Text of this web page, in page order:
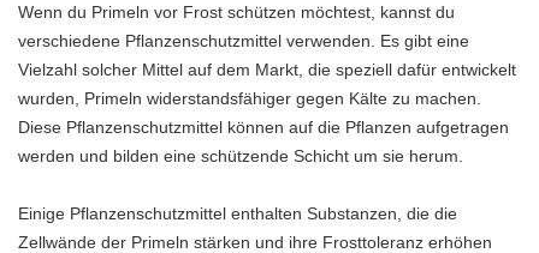
Wenn du Primeln vor Frost schützen möchtest, kannst du
verschiedene Pflanzenschutzmittel verwenden. Es gibt eine
Vielzahl solcher Mittel auf dem Markt, die speziell dafür entwickelt
wurden, Primeln widerstandsfähiger gegen Kälte zu machen.
Diese Pflanzenschutzmittel können auf die Pflanzen aufgetragen
werden und bilden eine schützende Schicht um sie herum.
Einige Pflanzenschutzmittel enthalten Substanzen, die die
Zellwände der Primeln stärken und ihre Frosttoleranz erhöhen